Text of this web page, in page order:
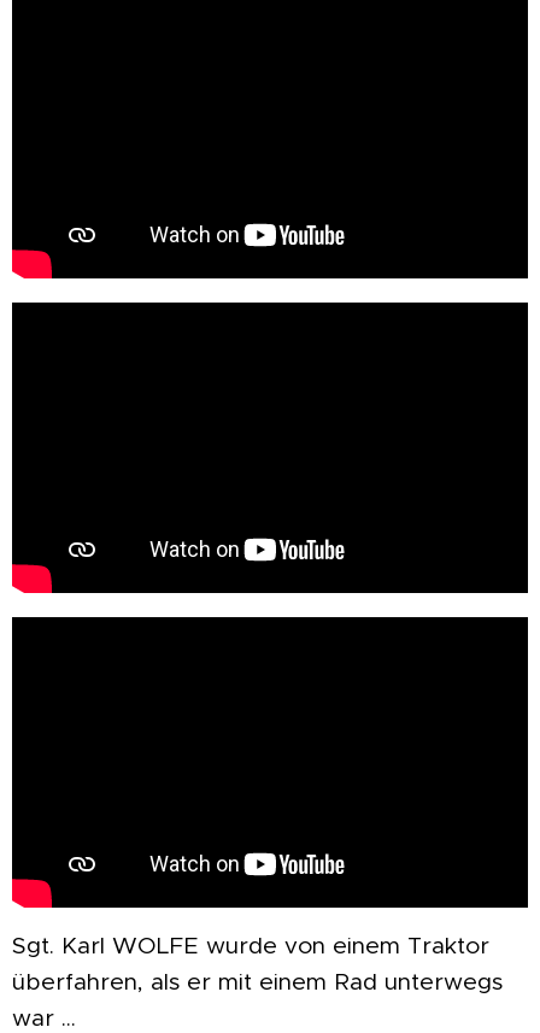
Sgt. Karl WOLFE wurde von einem Traktor
überfahren, als er mit einem Rad unterwegs
war ...